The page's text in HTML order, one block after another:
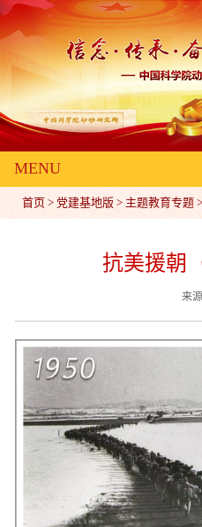
MENU
首页 > 党建基地版 > 主题教育专题 >
抗美援朝
来源